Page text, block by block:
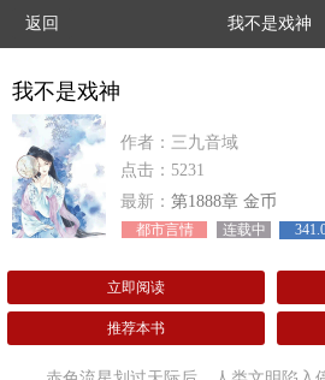
返回 我不是戏神
我不是戏神
作者：三九音域
点击：5231
最新： 第1888章 金币
都市言情 连载中
立即阅读
推荐本书